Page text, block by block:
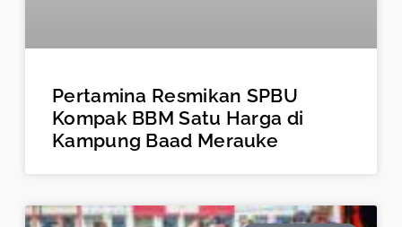
Pertamina Resmikan SPBU
Kompak BBM Satu Harga di
Kampung Baad Merauke